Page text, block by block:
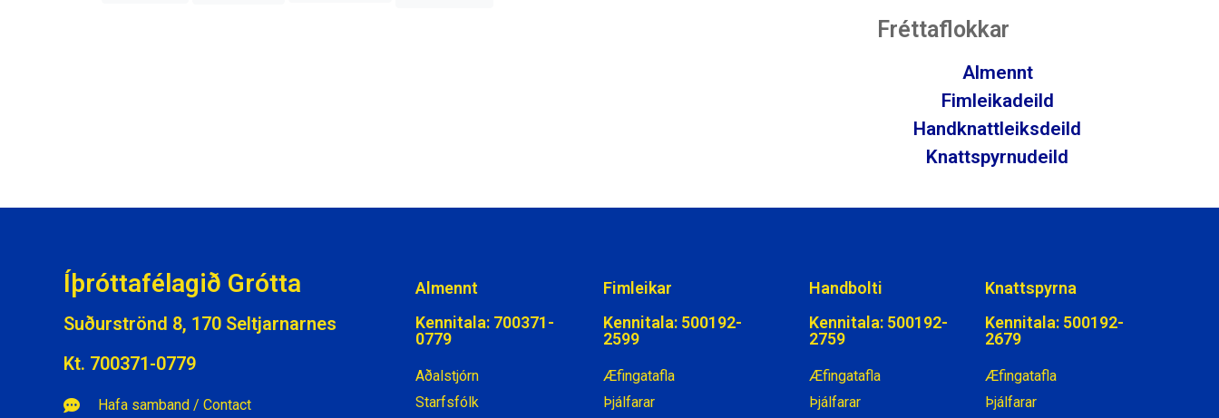
Fréttaflokkar
Almennt
Fimleikadeild
Handknattleiksdeild
Knattspyrnudeild
Íþróttafélagið Grótta
Suðurströnd 8, 170 Seltjarnarnes
Kt. 700371-0779
Hafa samband / Contact
Almennt
Kennitala: 700371-
0779
Aðalstjórn
Starfsfólk
Fimleikar
Kennitala: 500192-
2599
Æfingatafla
Þjálfarar
Handbolti
Kennitala: 500192-
2759
Æfingatafla
Þjálfarar
Knattspyrna
Kennitala: 500192-
2679
Æfingatafla
Þjálfarar